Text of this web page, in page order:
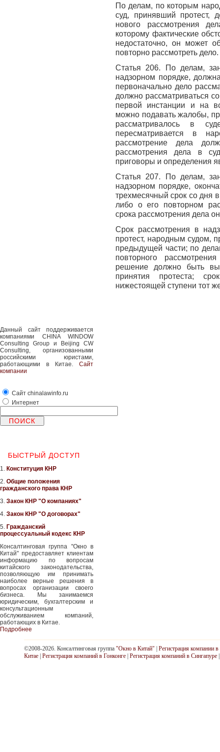
По делам, по которым
суд, принявший протест,
нового рассмотрения
которому фактические
недостаточно, он может
повторно рассмотреть дело.
Статья 206. По делам,
надзорном порядке,
первоначально дело
должно рассматриваться
первой инстанции и на
можно подавать жалобы,
рассматривалось в
пересматривается в
рассмотрение дела
рассмотрения дела в
приговоры и определения
Статья 207. По делам,
надзорном порядке,
трехмесячный срок со дня
либо о его повторном
срока рассмотрения дела
Срок рассмотрения в
протест, народным судом,
предыдущей части; по
повторного
решение должно быть
принятия протеста;
нижестоящей ступени тот
Данный сайт поддерживается
компаниями CHINA WINDOW
Consulting Group и Beijing CW
Consulting, организованными
российскими юристами,
работающими в Китае. Сайт
компании
Сайт chinalawinfo.ru
Интернет
БЫСТРЫЙ ДОСТУП
1. Конституция КНР
2. Общие положения
гражданского права КНР
3. Закон КНР "О компаниях"
4. Закон КНР "О договорах"
5. Гражданский
процессуальный кодекс КНР
Консалтинговая группа "Окно в
Китай" предоставляет клиентам
информацию по вопросам
китайского законодательства,
позволяющую им принимать
наиболее верные решения в
вопросах организации своего
бизнеса. Мы занимаемся
юридическим, бухгалтерским и
консультационным
обслуживанием компаний,
работающих в Китае.
Подробнее
©2008-2026. Консалтинговая группа "Окно в Китай" | Регистрация компании в
Китае | Регистрация компаний в Гонконге | Регистрация компаний в Сингапуре